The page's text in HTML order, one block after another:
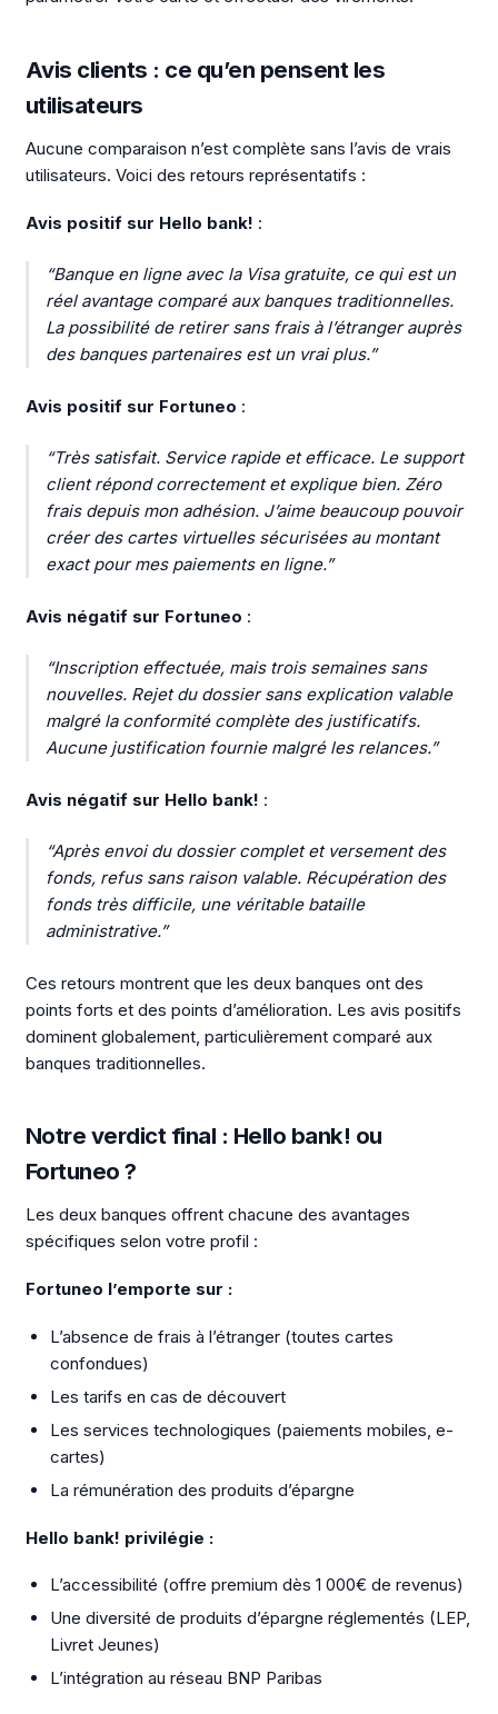
Avis clients : ce qu’en pensent les
utilisateurs
Aucune comparaison n’est complète sans l’avis de vrais
utilisateurs. Voici des retours représentatifs :
Avis positif sur Hello bank! :
“Banque en ligne avec la Visa gratuite, ce qui est un
réel avantage comparé aux banques traditionnelles.
La possibilité de retirer sans frais à l’étranger auprès
des banques partenaires est un vrai plus.”
Avis positif sur Fortuneo :
“Très satisfait. Service rapide et efficace. Le support
client répond correctement et explique bien. Zéro
frais depuis mon adhésion. J’aime beaucoup pouvoir
créer des cartes virtuelles sécurisées au montant
exact pour mes paiements en ligne.”
Avis négatif sur Fortuneo :
“Inscription effectuée, mais trois semaines sans
nouvelles. Rejet du dossier sans explication valable
malgré la conformité complète des justificatifs.
Aucune justification fournie malgré les relances.”
Avis négatif sur Hello bank! :
“Après envoi du dossier complet et versement des
fonds, refus sans raison valable. Récupération des
fonds très difficile, une véritable bataille
administrative.”
Ces retours montrent que les deux banques ont des
points forts et des points d’amélioration. Les avis positifs
dominent globalement, particulièrement comparé aux
banques traditionnelles.
Notre verdict final : Hello bank! ou
Fortuneo ?
Les deux banques offrent chacune des avantages
spécifiques selon votre profil :
Fortuneo l’emporte sur :
L’absence de frais à l’étranger (toutes cartes
confondues)
Les tarifs en cas de découvert
Les services technologiques (paiements mobiles, e-
cartes)
La rémunération des produits d’épargne
Hello bank! privilégie :
L’accessibilité (offre premium dès 1 000€ de revenus)
Une diversité de produits d’épargne réglementés (LEP,
Livret Jeunes)
L’intégration au réseau BNP Paribas